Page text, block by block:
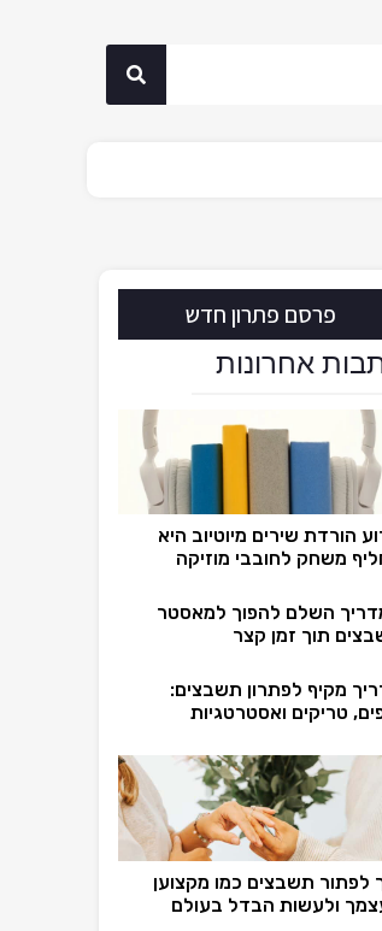
פרסם פתרון חדש
אחרונות
הורדת שירים מיוטיוב היא
משחק לחובבי מוזיקה
השלם להפוך למאסטר
תוך זמן קצר
מקיף לפתרון תשבצים:
טריקים ואסטרטגיות
לפתור תשבצים כמו מקצוען
ולעשות הבדל בעולם